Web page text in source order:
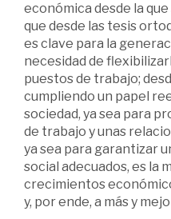
económica desde la
que desde las tesis
es clave para la
necesidad de
puestos de trabajo;
cumpliendo un papel
sociedad, ya sea para
de trabajo y unas
ya sea para garantizar
social adecuados, es la
crecimientos
y, por ende, a más y